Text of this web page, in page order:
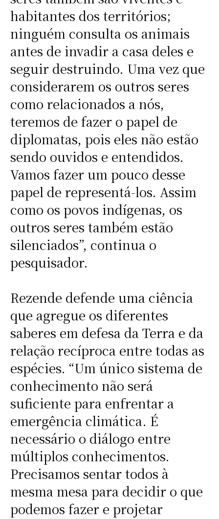
habitantes dos territórios;
ninguém consulta os animais
antes de invadir a casa deles e
seguir destruindo. Uma vez que
considerarem os outros seres
como relacionados a nós,
teremos de fazer o papel de
diplomatas, pois eles não estão
sendo ouvidos e entendidos.
Vamos fazer um pouco desse
papel de representá-los. Assim
como os povos indígenas, os
outros seres também estão
silenciados”, continua o
pesquisador.
Rezende defende uma ciência
que agregue os diferentes
saberes em defesa da Terra e da
relação recíproca entre todas as
espécies. “Um único sistema de
conhecimento não será
suficiente para enfrentar a
emergência climática. É
necessário o diálogo entre
múltiplos conhecimentos.
Precisamos sentar todos à
mesma mesa para decidir o que
podemos fazer e projetar